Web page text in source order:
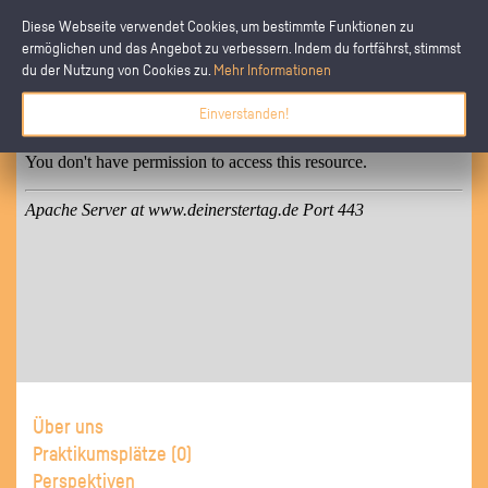
Diese Webseite verwendet Cookies, um bestimmte Funktionen zu
ermöglichen und das Angebot zu verbessern. Indem du fortfährst, stimmst
du der Nutzung von Cookies zu. Mehr Informationen
Einverstanden!
Über uns
Praktikumsplätze ( 0
Perspektiven